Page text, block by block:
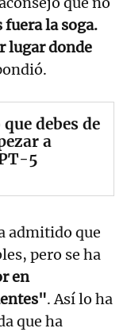
la soga.
lugar donde
debes de
a
5
admitido que
pero se ha
en
. Así lo ha
que ha